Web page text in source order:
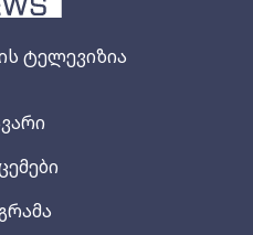
ტელევიზია